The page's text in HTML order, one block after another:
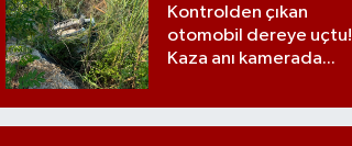
Kontrolden çıkan
otomobil dereye uçtu!
Kaza anı kamerada...